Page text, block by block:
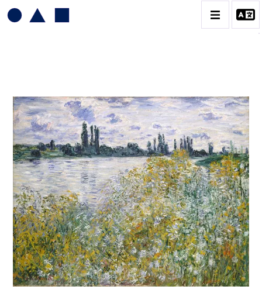
CLAUDE MONET
BIOGRAPHIE
CATALOGUE DES OEUVRES
CONTACT